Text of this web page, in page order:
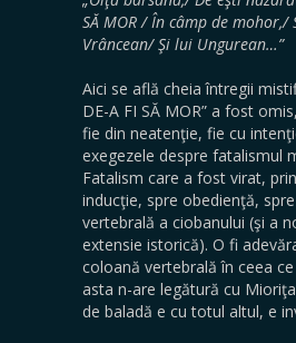
SĂ MOR / În câmp de mohor,/
Vrâncean/ Şi lui Ungurean…”
Aici se află cheia întregii
DE-A FI SĂ MOR” a fost
fie din neatenţie, fie cu
exegezele despre fatalismul
Fatalism care a fost virat,
inducţie, spre obedienţă,
vertebrală a ciobanului (şi a
extensie istorică). O fi
coloană vertebrală în ceea
asta n-are legătură cu
de baladă e cu totul altul, e